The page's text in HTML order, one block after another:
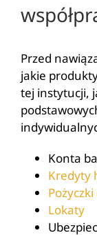
Przed
jakie
tej instytucji,
Konta
Kredyty
Lokaty